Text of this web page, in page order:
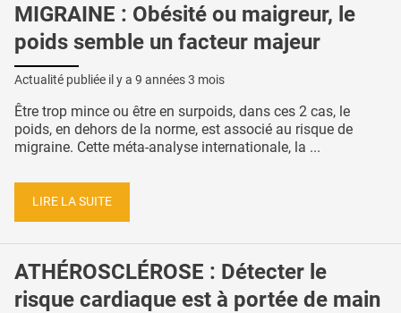
MIGRAINE : Obésité ou maigreur, le
poids semble un facteur majeur
Actualité publiée il y a 9 années 3 mois
Être trop mince ou être en surpoids, dans ces 2 cas, le
poids, en dehors de la norme, est associé au risque de
migraine. Cette méta-analyse internationale, la ...
LIRE LA SUITE
ATHÉROSCLÉROSE : Détecter le
risque cardiaque est à portée de main